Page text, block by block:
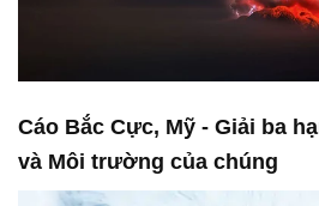
Cáo Bắc Cực, Mỹ - Giải ba
và Môi trường của chúng